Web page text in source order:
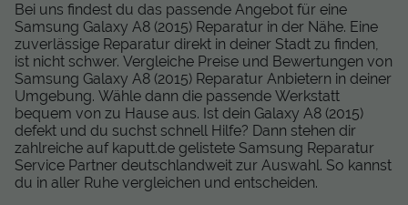
Bei uns findest du das passende Angebot für eine
Samsung Galaxy A8 (2015) Reparatur in der Nähe. Eine
zuverlässige Reparatur direkt in deiner Stadt zu finden,
ist nicht schwer. Vergleiche Preise und Bewertungen von
Samsung Galaxy A8 (2015) Reparatur Anbietern in deiner
Umgebung. Wähle dann die passende Werkstatt
bequem von zu Hause aus. Ist dein Galaxy A8 (2015)
defekt und du suchst schnell Hilfe? Dann stehen dir
zahlreiche auf kaputt.de gelistete Samsung Reparatur
Service Partner deutschlandweit zur Auswahl. So kannst
du in aller Ruhe vergleichen und entscheiden.